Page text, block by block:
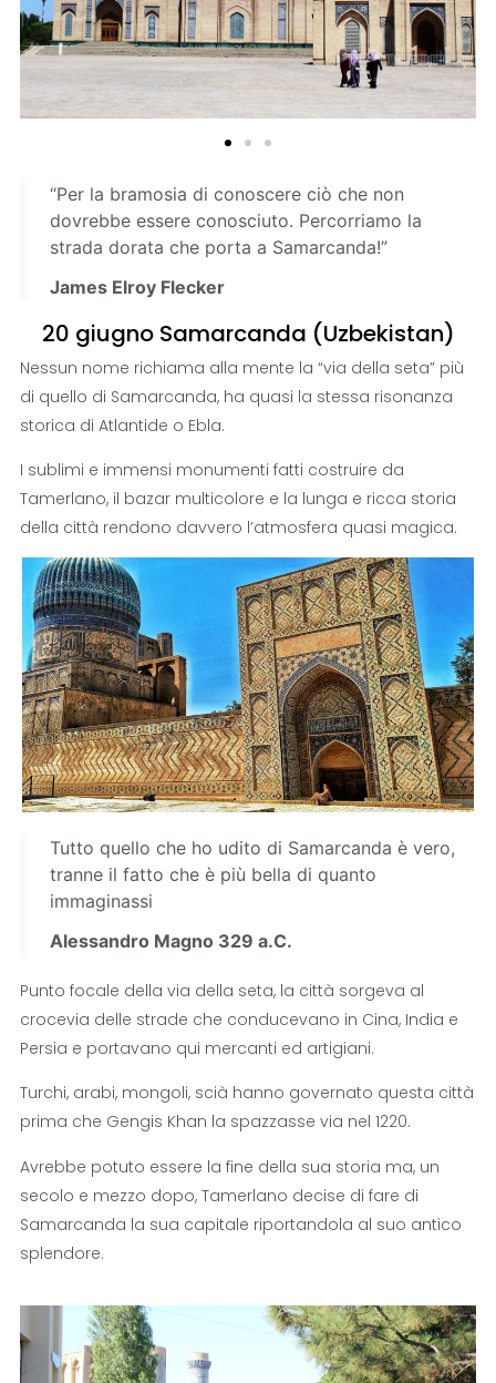
“Per la bramosia di conoscere ciò che non
dovrebbe essere conosciuto. Percorriamo la
strada dorata che porta a Samarcanda!”
James Elroy Flecker
20 giugno Samarcanda (Uzbekistan)
Nessun nome richiama alla mente la “via della seta” più
di quello di Samarcanda, ha quasi la stessa risonanza
storica di Atlantide o Ebla.
I sublimi e immensi monumenti fatti costruire da
Tamerlano, il bazar multicolore e la lunga e ricca storia
della città rendono davvero l’atmosfera quasi magica.
Tutto quello che ho udito di Samarcanda è vero,
tranne il fatto che è più bella di quanto
immaginassi
Alessandro Magno 329 a.C.
Punto focale della via della seta, la città sorgeva al
crocevia delle strade che conducevano in Cina, India e
Persia e portavano qui mercanti ed artigiani.
Turchi, arabi, mongoli, scià hanno governato questa città
prima che Gengis Khan la spazzasse via nel 1220.
Avrebbe potuto essere la fine della sua storia ma, un
secolo e mezzo dopo, Tamerlano decise di fare di
Samarcanda la sua capitale riportandola al suo antico
splendore.